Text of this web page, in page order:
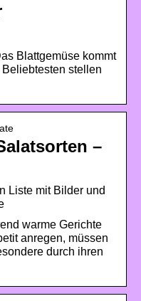
Blattgemüse kommt
stellen
–
Liste mit Bilder und
warme Gerichte
anregen, müssen
durch ihren